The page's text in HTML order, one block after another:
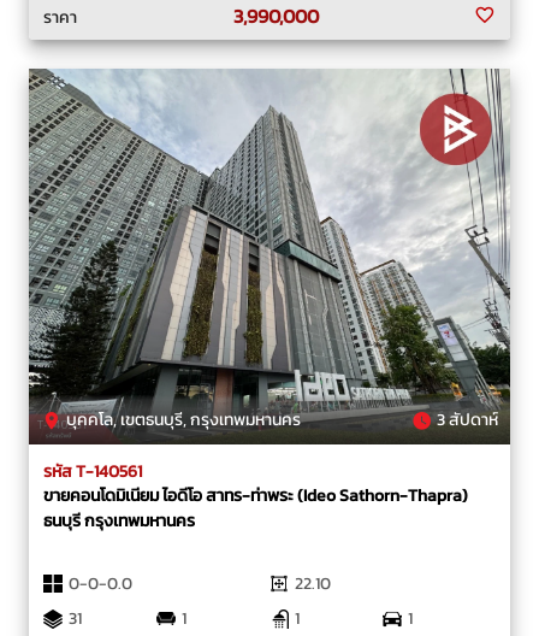
ราคา
3,990,000
บุคคโล, เขตธนบุรี, กรุงเทพมหานคร 3 สัปดาห์
รหัส T-140561
ขายคอนโดมิเนียม ไอดีโอ สาทร-ท่าพระ (Ideo Sathorn-Thapra)
ธนบุรี กรุงเทพมหานคร
0-0-0.0
22.10
31
1 1 1